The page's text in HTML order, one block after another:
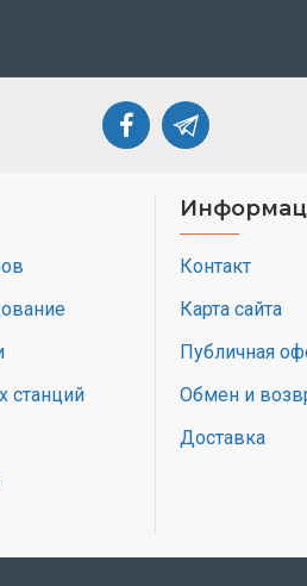
станций
Контакт
Карта сайта
Публичная
Обмен и
Доставка